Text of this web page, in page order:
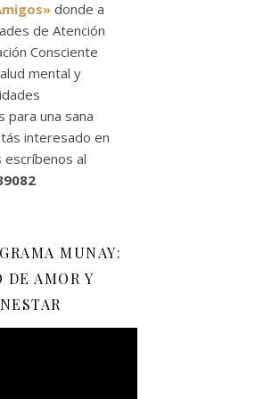
donde a
de Atención
Consciente
mental y
para una sana
interesado en
al
MUNAY:
DE AMOR Y